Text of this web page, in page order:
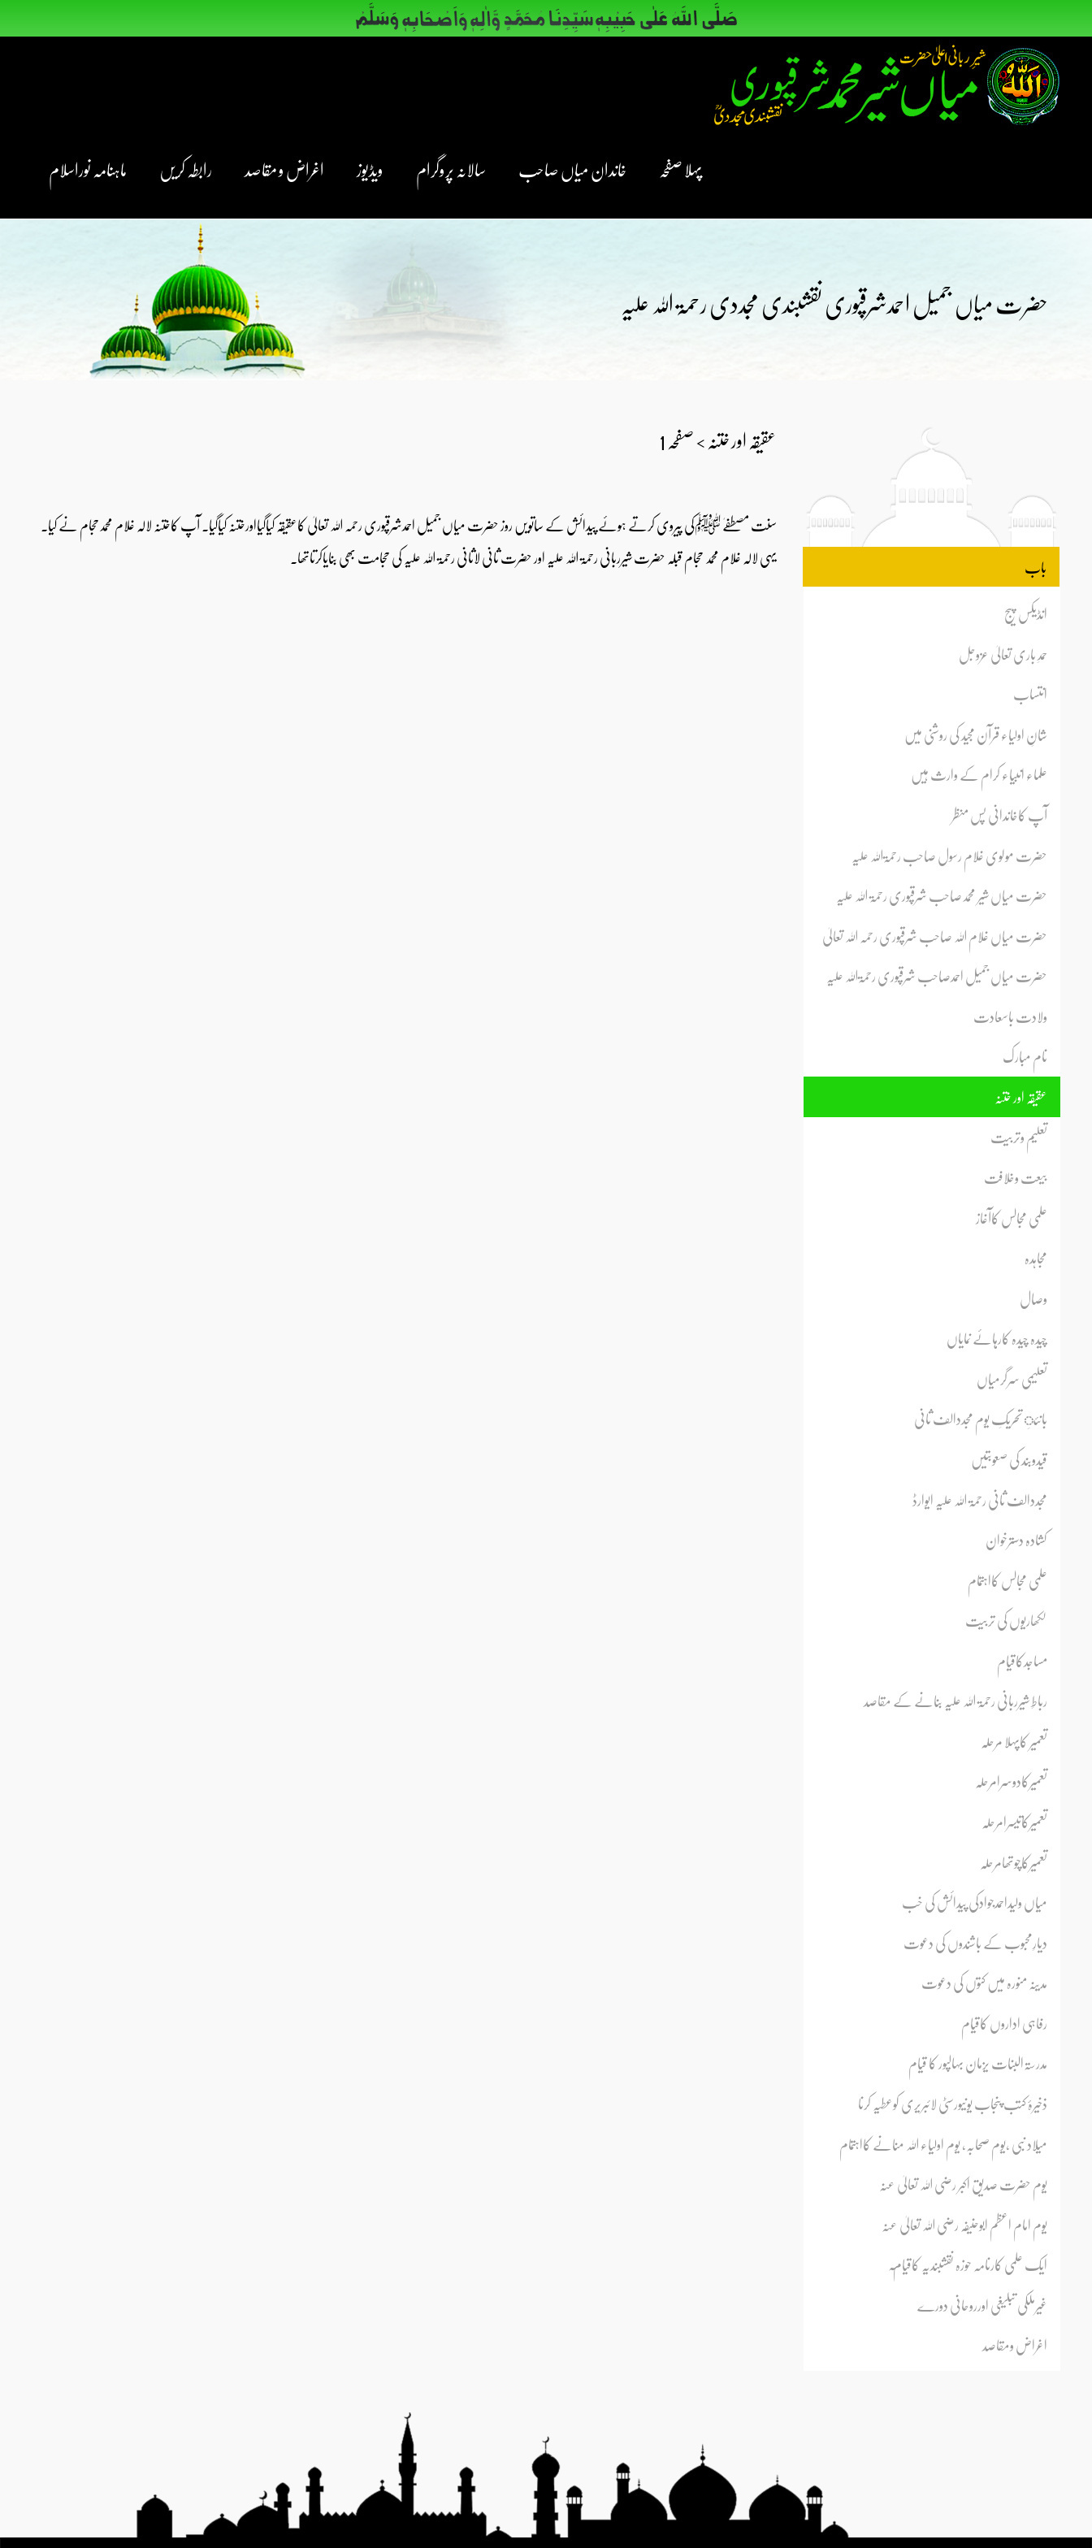
پہلا صفحہ خاندان میاں صاحب سالانہ پروگرام ویڈیوز اغراض و مقاصد رابطہ کریں ماہنامہ نوراسلام
حضرت میاں جمیل احمدشرقپوری نقشبندی مجددی رحمۃ اللہ علیہ
باب
انڈیکس پیج
حمدِ باری تعالیٰ عزوجل
انتساب
شانِ اولیاء قرآن مجید کی روشنی میں
علماء انبیاء کرام کے وارث ہیں
آپ کاخاندانی پس منظر
حضرت مولوی غلام رسول صاحب رحمۃاللہ علیہ
حضرت میاں شیر محمدصاحب شرقپوری رحمۃ اللہ علیہ
حضرت میاں غلام اللہ صاحب شرقپوری رحمہ اللہ تعالیٰ
حضرت میاں جمیل احمدصاحب شرقپوری رحمۃاللہ علیہ
ولادت باسعادت
نام مبارک
عقیقہ اور ختنہ
تعلیم وتربیت
بیعت وخلافت
علمی مجالس کاآغاز
مجاہدہ
وصال
چیدہ چیدہ کارہائے نمایاں
تعلیمی سرگرمیاں
بانئِ تحریکِ یوم مجددالف ثانی
قیدوبند کی صعوبتیں
مجددالف ثانی رحمۃ اللہ علیہ ایوارڈ
کشادہ دسترخوان
علمی مجالس کااہتمام
لکھاریوں کی تربیت
مساجدکاقیام
رباطِ شیرربانی رحمۃ اللہ علیہ بنانے کے مقاصد
تعمیر کاپہلا مرحلہ
تعمیرکادوسرامرحلہ
تعمیرکاتیسرامرحلہ
تعمیرکاچوتھامرحلہ
میاں ولیداحمدجوادکی پیدائش کی خب
دیارِمحبوب کے باشندوں کی دعوت
مدینہ منورہ میں کتوں کی دعوت
رفاہی اداروں کاقیام
مدرسۃالبنات یزمان بہالپور کا قیام
ذخیرۂ کتب پنجاب یونیورسٹی لائبریری کوعطیہ کرنا
میلاد نبی ،یوم صحابہ، یوم اولیاء اللہ منانے کااہتمام
یوم حضرت صدیقِ اکبر رضی اللہ تعالیٰ عنہ
یوم امام اعظم ابوحنیفہ رضی اللہ تعالیٰ عنہ
ٓایک علمی کارنامہ حوزہ نقشبندیہ کاقیام
غیرملکی تبلیغی اورروحانی دورے
اغراض ومقاصد
عقیقہ اور ختنہ > صفحہ 1
سنت مصطفےٰ ﷺکی پیروی کرتے ہوئے پیدائش کے ساتویں روز حضرت میاں جمیل احمدشرقپوری رحمہ اللہ تعالیٰ کاعقیقہ کیاگیااورختنہ کیاگیا۔ آپ کاختنہ لالہ غلام محمدحجام نے کیا۔
یہی لالہ غلام محمد حجام قبلہ حضرت شیرربانی رحمۃ اللہ علیہ اور حضرت ثانی لاثانی رحمۃ اللہ علیہ کی حجامت بھی بنایاکرتاتھا۔